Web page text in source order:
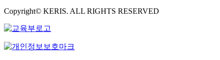
Copyright© KERIS. ALL RIGHTS RESERVED